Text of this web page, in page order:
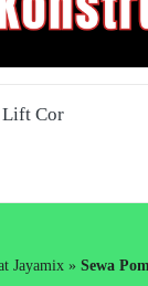
Lift Cor
Jayamix » Sewa